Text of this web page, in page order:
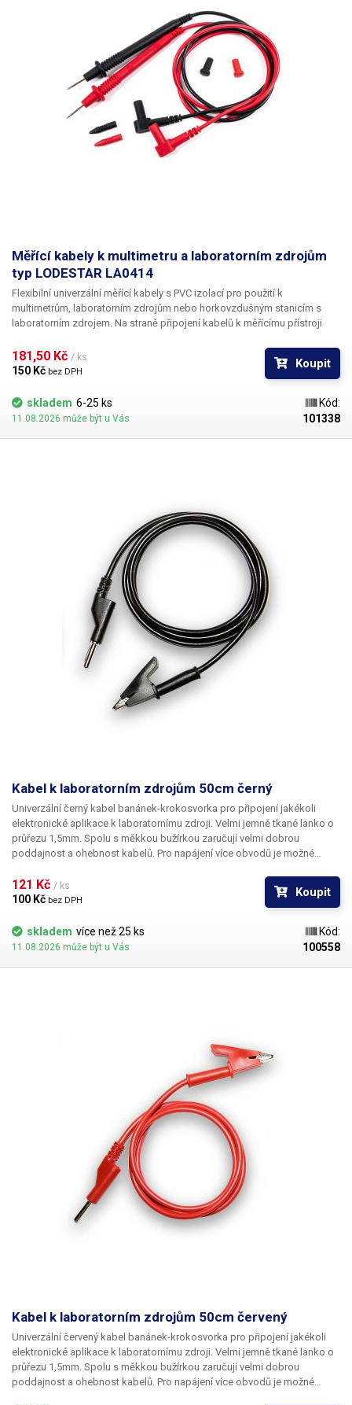
Měřící kabely k multimetru a laboratorním zdrojům
typ LODESTAR LA0414
Flexibilní univerzální měřící kabely s PVC izolací pro použití k
multimetrům, laboratorním zdrojům nebo horkovzdušným stanicím s
laboratorním zdrojem. Na straně připojení kabelů k měřícímu přístroji
činí všestranně použitelné pro zasunutí do libovolného provedení
banánkových vývodů.
181,50 Kč / ks
150 Kč bez DPH
Koupit
skladem 6-25 ks
11.08.2026 může být u Vás
Kód:
101338
Kabel k laboratorním zdrojům 50cm černý
Univerzální černý kabel banánek-krokosvorka pro připojení jakékoli
elektronické aplikace k laboratornímu zdroji. Velmi jemně tkané lanko o
průřezu 1,5mm. Spolu s měkkou bužírkou zaručují velmi dobrou
poddajnost a ohebnost kabelů. Pro napájení více obvodů je možné
několika barevných provedeních pro rozlišení polarity: červená, černá,
modrá, žlutá, zelená.
121 Kč / ks
100 Kč bez DPH
Koupit
skladem více než 25 ks
11.08.2026 může být u Vás
Kód:
100558
Kabel k laboratorním zdrojům 50cm červený
Univerzální červený kabel banánek-krokosvorka pro připojení jakékoli
elektronické aplikace k laboratornímu zdroji. Velmi jemně tkané lanko o
průřezu 1,5mm. Spolu s měkkou bužírkou zaručují velmi dobrou
poddajnost a ohebnost kabelů. Pro napájení více obvodů je možné